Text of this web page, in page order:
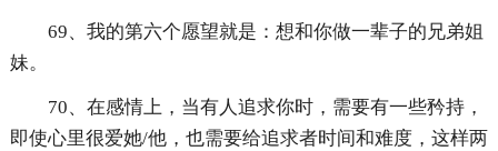
69、我的第六个愿望就是：想和你做一辈子的兄弟姐
妹。
70、在感情上，当有人追求你时，需要有一些矜持，
即使心里很爱她/他，也需要给追求者时间和难度，这样两